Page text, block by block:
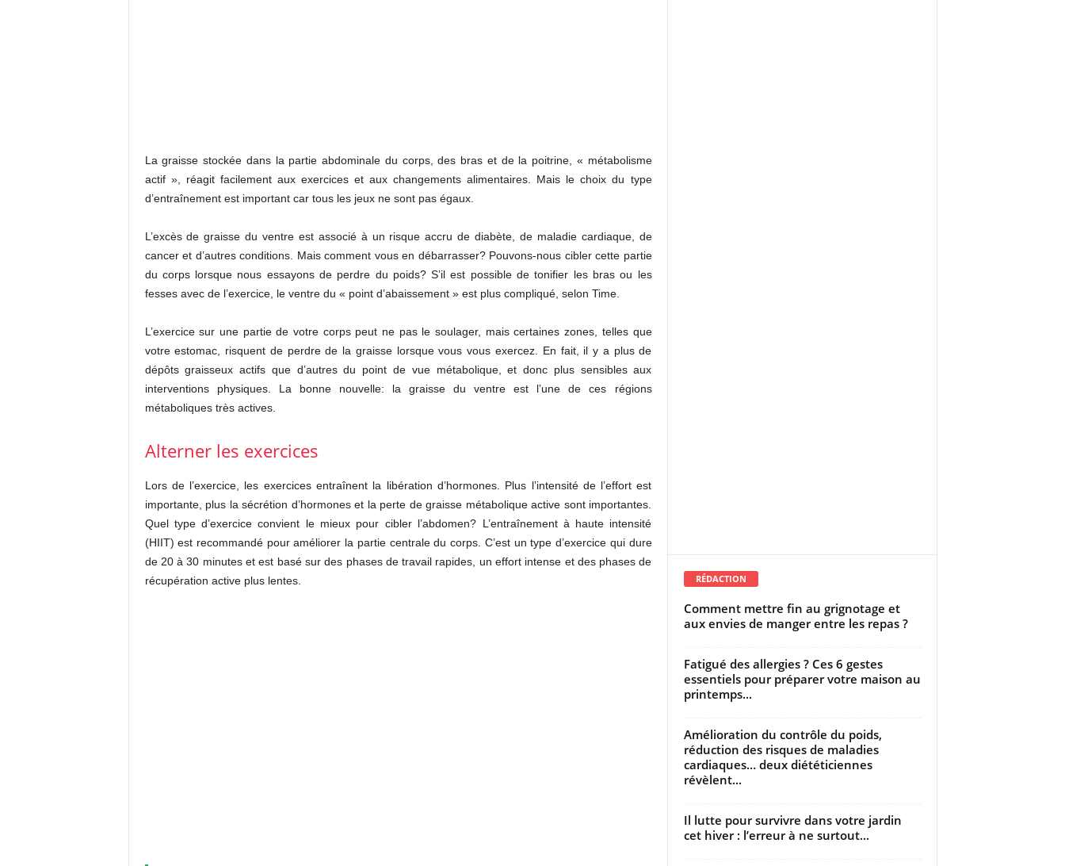
La graisse stockée dans la partie abdominale du corps, des bras et de la poitrine, « métabolisme
actif », réagit facilement aux exercices et aux changements alimentaires. Mais le choix du type
d’entraînement est important car tous les jeux ne sont pas égaux.
L’excès de graisse du ventre est associé à un risque accru de diabète, de maladie cardiaque, de
cancer et d’autres conditions. Mais comment vous en débarrasser? Pouvons-nous cibler cette partie
du corps lorsque nous essayons de perdre du poids? S’il est possible de tonifier les bras ou les
fesses avec de l’exercice, le ventre du « point d’abaissement » est plus compliqué, selon Time.
L’exercice sur une partie de votre corps peut ne pas le soulager, mais certaines zones, telles que
votre estomac, risquent de perdre de la graisse lorsque vous vous exercez. En fait, il y a plus de
dépôts graisseux actifs que d’autres du point de vue métabolique, et donc plus sensibles aux
interventions physiques. La bonne nouvelle: la graisse du ventre est l’une de ces régions
métaboliques très actives.
Alterner les exercices
Lors de l’exercice, les exercices entraînent la libération d’hormones. Plus l’intensité de l’effort est
importante, plus la sécrétion d’hormones et la perte de graisse métabolique active sont importantes.
Quel type d’exercice convient le mieux pour cibler l’abdomen? L’entraînement à haute intensité
(HIIT) est recommandé pour améliorer la partie centrale du corps. C’est un type d’exercice qui dure
de 20 à 30 minutes et est basé sur des phases de travail rapides, un effort intense et des phases de
récupération active plus lentes.
RÉDACTION
Comment mettre fin au grignotage et
aux envies de manger entre les repas ?
Fatigué des allergies ? Ces 6 gestes
essentiels pour préparer votre maison au
printemps...
Amélioration du contrôle du poids,
réduction des risques de maladies
cardiaques… deux diététiciennes
révèlent...
Il lutte pour survivre dans votre jardin
cet hiver : l’erreur à ne surtout...